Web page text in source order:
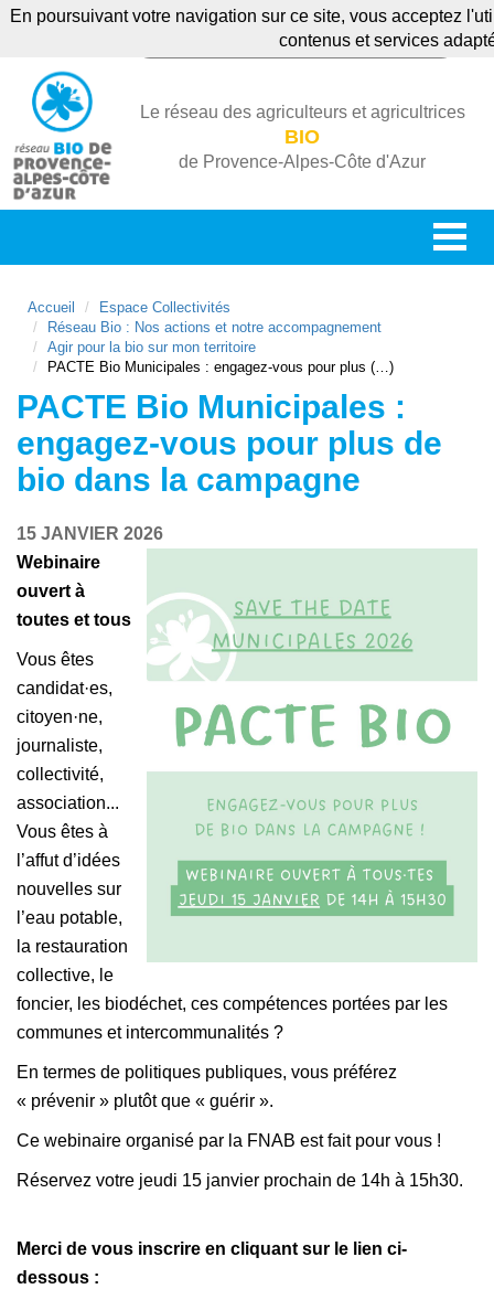
Le réseau des agriculteurs et agricultrices
BIO
de Provence-Alpes-Côte d'Azur
Accueil
Espace Collectivités
Réseau Bio : Nos actions et notre accompagnement
Agir pour la bio sur mon territoire
PACTE Bio Municipales : engagez-vous pour plus (…)
PACTE Bio Municipales :
engagez-vous pour plus de
bio dans la campagne
15 JANVIER 2026
Webinaire
ouvert à
toutes et tous
Vous êtes
candidat·es,
citoyen·ne,
journaliste,
collectivité,
association...
Vous êtes à
l’affut d’idées
nouvelles sur
l’eau potable,
la restauration
collective, le
foncier, les biodéchet, ces compétences portées par les
communes et intercommunalités ?
En termes de politiques publiques, vous préférez
« prévenir » plutôt que « guérir ».
Ce webinaire organisé par la FNAB est fait pour vous !
Réservez votre jeudi 15 janvier prochain de 14h à 15h30.
Merci de vous inscrire en cliquant sur le lien ci-
dessous :
En poursuivant votre navigation sur ce site, vous acceptez
contenus et services